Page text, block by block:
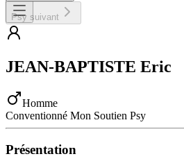
Psy suivant
JEAN-BAPTISTE Eric
Homme
Conventionné Mon Soutien Psy
Présentation